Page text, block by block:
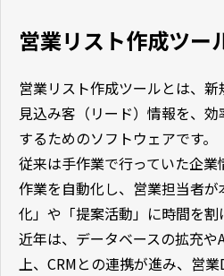
営業リスト作成ツー
営業リスト作成ツールとは、
見込み客（リード）情報を、
するためのソフトウェアです。
従来は手作業で行っていた企
作業を自動化し、営業担当者
化」や「提案活動」に時間を割
近年は、データベースの拡充
上、CRMとの連携が進み、営